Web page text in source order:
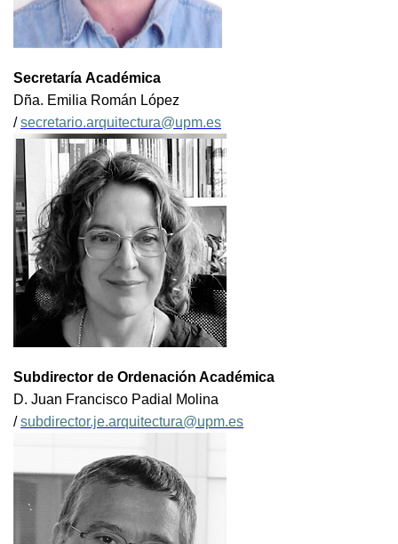
Secretaría Académica
Dña. Emilia Román López
/secretario.arquitectura@upm.es
Subdirector de Ordenación Académica
D. Juan Francisco Padial Molina
/subdirector.je.arquitectura@upm.es